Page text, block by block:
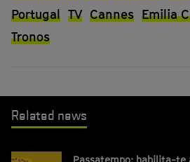
Portugal TV Cannes Emilia
Tronos
Related news
Passatempo: habilita-te